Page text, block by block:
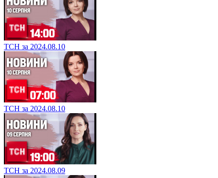
ТСН за 2024.08.10
ТСН за 2024.08.10
ТСН за 2024.08.09